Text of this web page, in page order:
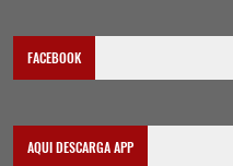
FACEBOOK
AQUI DESCARGA APP